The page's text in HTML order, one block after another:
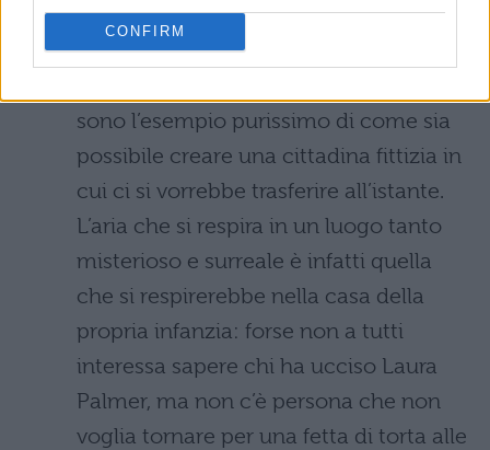
CONFIRM
Twin Peaks:le due stagioni della serie
di David Lynch, cui seguirà
sono l’esempio purissimo di come sia
possibile creare una cittadina fittizia in
cui ci si vorrebbe trasferire all’istante.
L’aria che si respira in un luogo tanto
misterioso e surreale è infatti quella
che si respirerebbe nella casa della
propria infanzia: forse non a tutti
interessa sapere chi ha ucciso Laura
Palmer, ma non c’è persona che non
voglia tornare per una fetta di torta alle